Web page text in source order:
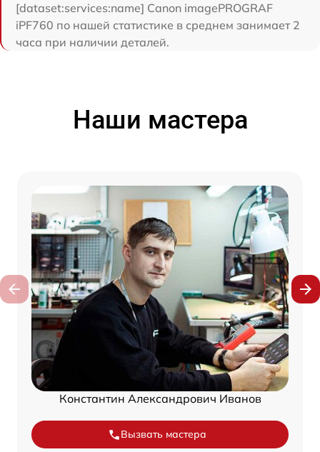
[dataset:services:name] Canon imagePROGRAF
iPF760 по нашей статистике в среднем занимает 2
часа при наличии деталей.
Наши мастера
Константин Александрович Иванов
Вызвать мастера